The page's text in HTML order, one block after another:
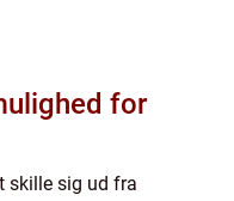
for
skille sig ud fra